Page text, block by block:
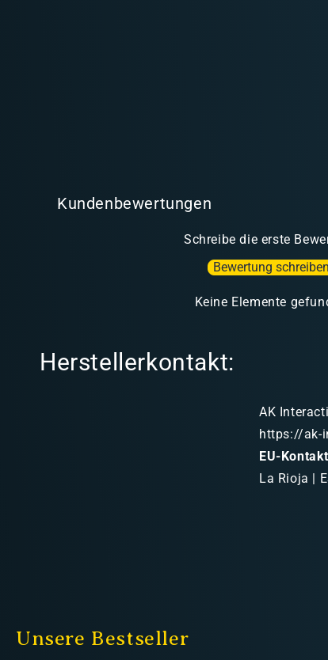
Kundenbewertungen
Schreibe die erste
Bewertung schreiben
Keine Elemente
Herstellerkontakt:
AK
https://ak-
EU-
La Rioja |
Unsere Bestseller